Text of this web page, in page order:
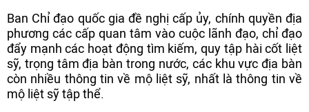
Ban Chỉ đạo quốc gia đề nghị cấp ủy, chính quyền địa
phương các cấp quan tâm vào cuộc lãnh đạo, chỉ đạo
đẩy mạnh các hoạt động tìm kiếm, quy tập hài cốt liệt
sỹ, trọng tâm địa bàn trong nước, các khu vực địa bàn
còn nhiều thông tin về mộ liệt sỹ, nhất là thông tin về
mộ liệt sỹ tập thể.